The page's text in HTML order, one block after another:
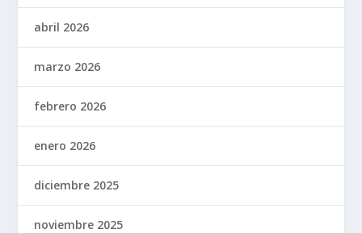
abril 2026
marzo 2026
febrero 2026
enero 2026
diciembre 2025
noviembre 2025